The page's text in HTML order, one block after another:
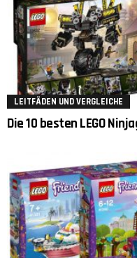
LEITFÄDEN UND VERGLEICHE
Die 10 besten LEGO